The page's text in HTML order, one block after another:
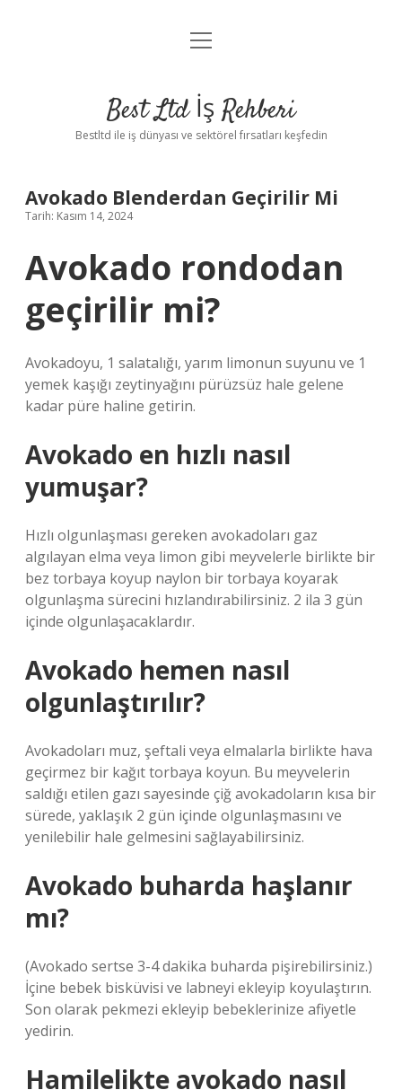
Anasayfa
Yasal Uyarı
menüyü
Best Ltd İş Rehberi
Bestltd ile iş dünyası ve sektörel fırsatları keşfedin
Avokado Blenderdan Geçirilir Mi
Tarih: Kasım 14, 2024
Avokado rondodan
geçirilir mi?
Avokadoyu, 1 salatalığı, yarım limonun suyunu ve 1
yemek kaşığı zeytinyağını pürüzsüz hale gelene
kadar püre haline getirin.
Avokado en hızlı nasıl
yumuşar?
Hızlı olgunlaşması gereken avokadoları gaz
algılayan elma veya limon gibi meyvelerle birlikte bir
bez torbaya koyup naylon bir torbaya koyarak
olgunlaşma sürecini hızlandırabilirsiniz. 2 ila 3 gün
içinde olgunlaşacaklardır.
Avokado hemen nasıl
olgunlaştırılır?
Avokadoları muz, şeftali veya elmalarla birlikte hava
geçirmez bir kağıt torbaya koyun. Bu meyvelerin
saldığı etilen gazı sayesinde çiğ avokadoların kısa bir
sürede, yaklaşık 2 gün içinde olgunlaşmasını ve
yenilebilir hale gelmesini sağlayabilirsiniz.
Avokado buharda haşlanır
mı?
(Avokado sertse 3-4 dakika buharda pişirebilirsiniz.)
İçine bebek bisküvisi ve labneyi ekleyip koyulaştırın.
Son olarak pekmezi ekleyip bebeklerinize afiyetle
yedirin.
Hamilelikte avokado nasıl